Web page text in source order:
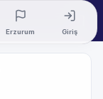
Erzurum Giriş